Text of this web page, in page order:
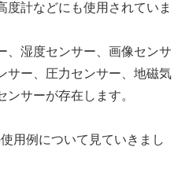
度計などにも使用されていま
、湿度センサー、画像センサ
サー、圧力センサー、地磁気
サーが存在します。
用例について見ていきまし